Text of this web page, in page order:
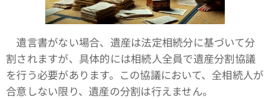
遺言書がない場合、遺産は法定相続分に基づいて分
割されますが、具体的には相続人全員で遺産分割協議
を行う必要があります。この協議において、全相続人が
合意しない限り、遺産の分割は行えません。